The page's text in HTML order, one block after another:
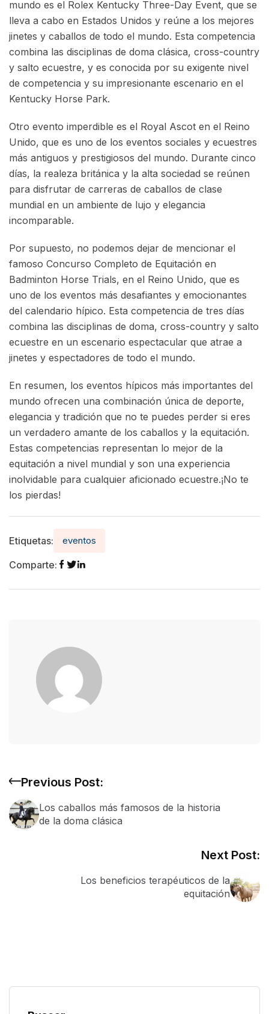
mundo es el Rolex Kentucky Three-Day Event, que se
lleva a cabo en Estados Unidos y reúne a los mejores
jinetes y caballos de todo el mundo. Esta competencia
combina las disciplinas de doma clásica, cross-country
y salto ecuestre, y es conocida por su exigente nivel
de competencia y su impresionante escenario en el
Kentucky Horse Park.
Otro evento imperdible es el Royal Ascot en el Reino
Unido, que es uno de los eventos sociales y ecuestres
más antiguos y prestigiosos del mundo. Durante cinco
días, la realeza británica y la alta sociedad se reúnen
para disfrutar de carreras de caballos de clase
mundial en un ambiente de lujo y elegancia
incomparable.
Por supuesto, no podemos dejar de mencionar el
famoso Concurso Completo de Equitación en
Badminton Horse Trials, en el Reino Unido, que es
uno de los eventos más desafiantes y emocionantes
del calendario hípico. Esta competencia de tres días
combina las disciplinas de doma, cross-country y salto
ecuestre en un escenario espectacular que atrae a
jinetes y espectadores de todo el mundo.
En resumen, los eventos hípicos más importantes del
mundo ofrecen una combinación única de deporte,
elegancia y tradición que no te puedes perder si eres
un verdadero amante de los caballos y la equitación.
Estas competencias representan lo mejor de la
equitación a nivel mundial y son una experiencia
inolvidable para cualquier aficionado ecuestre.¡No te
los pierdas!
Etiquetas: eventos
Comparte:
Previous Post:
Los caballos más famosos de la historia
de la doma clásica
Next Post:
Los beneficios terapéuticos de la
equitación